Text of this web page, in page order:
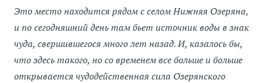
Это место находится рядом с селом Нижняя Озеряна,
и по сегодняшний день там бьет источник воды в знак
чуда, свершившегося много лет назад. И, казалось бы,
что здесь такого, но со временем все больше и больше
открывается чудодейственная сила Озерянского